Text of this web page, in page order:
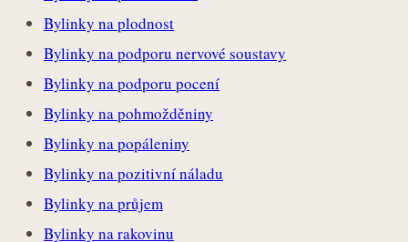
Bylinky na plodnost
Bylinky na podporu nervové soustavy
Bylinky na podporu pocení
Bylinky na pohmožděniny
Bylinky na popáleniny
Bylinky na pozitivní náladu
Bylinky na průjem
Bylinky na rakovinu